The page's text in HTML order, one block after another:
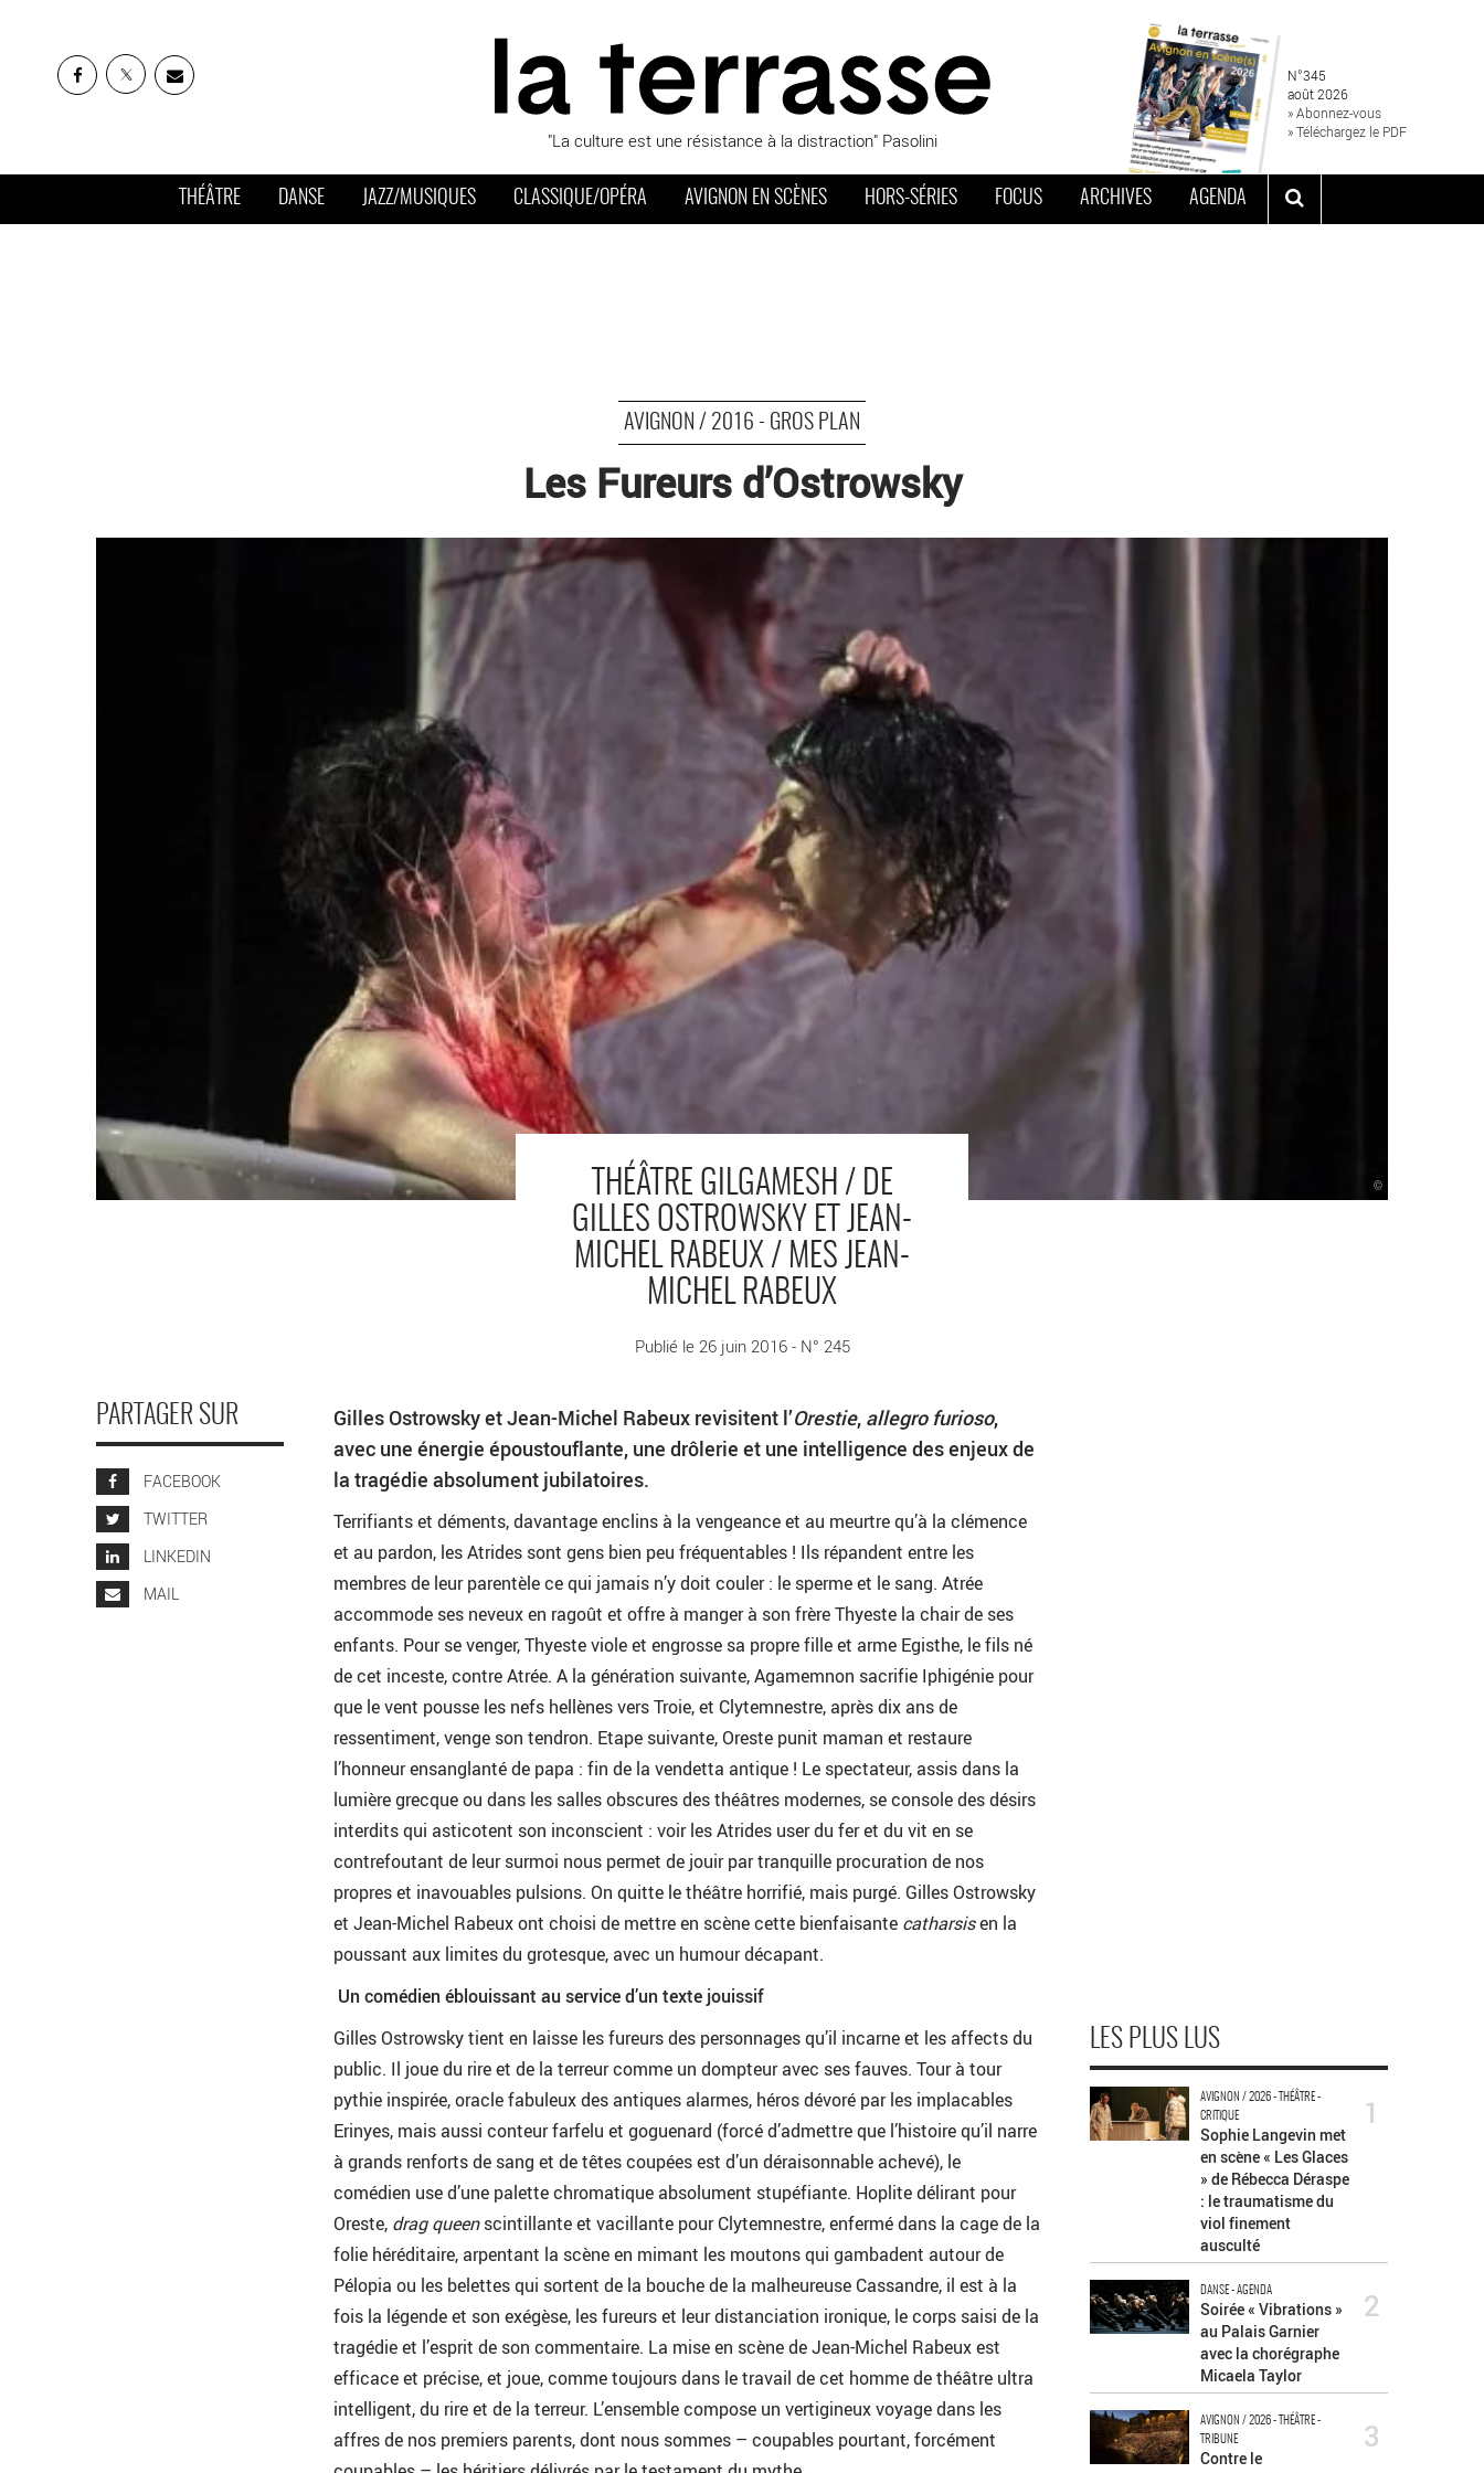
"La culture est une résistance à la distraction" Pasolini
N°345
août 2026
» Abonnez-vous
» Téléchargez le PDF
THÉÂTRE DANSE JAZZ/MUSIQUES CLASSIQUE/OPÉRA AVIGNON EN SCÈNES HORS-SÉRIES FOCUS ARCHIVES AGENDA
AVIGNON / 2016 - GROS PLAN
Les Fureurs d’Ostrowsky
©
THÉÂTRE GILGAMESH / DE
GILLES OSTROWSKY ET JEAN-
MICHEL RABEUX / MES JEAN-
MICHEL RABEUX
Publié le 26 juin 2016 - N° 245
PARTAGER SUR
FACEBOOK
TWITTER
LINKEDIN
MAIL
Gilles Ostrowsky et Jean-Michel Rabeux revisitent l’Orestie, allegro furioso,
avec une énergie époustouflante, une drôlerie et une intelligence des enjeux de
la tragédie absolument jubilatoires.
Terrifiants et déments, davantage enclins à la vengeance et au meurtre qu’à la clémence
et au pardon, les Atrides sont gens bien peu fréquentables ! Ils répandent entre les
membres de leur parentèle ce qui jamais n’y doit couler : le sperme et le sang. Atrée
accommode ses neveux en ragoût et offre à manger à son frère Thyeste la chair de ses
enfants. Pour se venger, Thyeste viole et engrosse sa propre fille et arme Egisthe, le fils né
de cet inceste, contre Atrée. A la génération suivante, Agamemnon sacrifie Iphigénie pour
que le vent pousse les nefs hellènes vers Troie, et Clytemnestre, après dix ans de
ressentiment, venge son tendron. Etape suivante, Oreste punit maman et restaure
l’honneur ensanglanté de papa : fin de la vendetta antique ! Le spectateur, assis dans la
lumière grecque ou dans les salles obscures des théâtres modernes, se console des désirs
interdits qui asticotent son inconscient : voir les Atrides user du fer et du vit en se
contrefoutant de leur surmoi nous permet de jouir par tranquille procuration de nos
propres et inavouables pulsions. On quitte le théâtre horrifié, mais purgé. Gilles Ostrowsky
et Jean-Michel Rabeux ont choisi de mettre en scène cette bienfaisante catharsisen la
poussant aux limites du grotesque, avec un humour décapant.
Un comédien éblouissant au service d’un texte jouissif
Gilles Ostrowsky tient en laisse les fureurs des personnages qu’il incarne et les affects du
public. Il joue du rire et de la terreur comme un dompteur avec ses fauves. Tour à tour
pythie inspirée, oracle fabuleux des antiques alarmes, héros dévoré par les implacables
Erinyes, mais aussi conteur farfelu et goguenard (forcé d’admettre que l’histoire qu’il narre
à grands renforts de sang et de têtes coupées est d’un déraisonnable achevé), le
comédien use d’une palette chromatique absolument stupéfiante. Hoplite délirant pour
Oreste, drag queenscintillante et vacillante pour Clytemnestre, enfermé dans la cage de la
folie héréditaire, arpentant la scène en mimant les moutons qui gambadent autour de
Pélopia ou les belettes qui sortent de la bouche de la malheureuse Cassandre, il est à la
fois la légende et son exégèse, les fureurs et leur distanciation ironique, le corps saisi de la
tragédie et l’esprit de son commentaire. La mise en scène de Jean-Michel Rabeux est
efficace et précise, et joue, comme toujours dans le travail de cet homme de théâtre ultra
intelligent, du rire et de la terreur. L’ensemble compose un vertigineux voyage dans les
affres de nos premiers parents, dont nous sommes – coupables pourtant, forcément
LES PLUS LUS
AVIGNON / 2026 - THÉÂTRE -
CRITIQUE
Sophie Langevin met
en scène « Les Glaces
» de Rébecca Déraspe
: le traumatisme du
viol finement
ausculté
1
DANSE - AGENDA
Soirée « Vibrations »
au Palais Garnier
avec la chorégraphe
Micaela Taylor
2
AVIGNON / 2026 - THÉÂTRE -
TRIBUNE
Contre le
3